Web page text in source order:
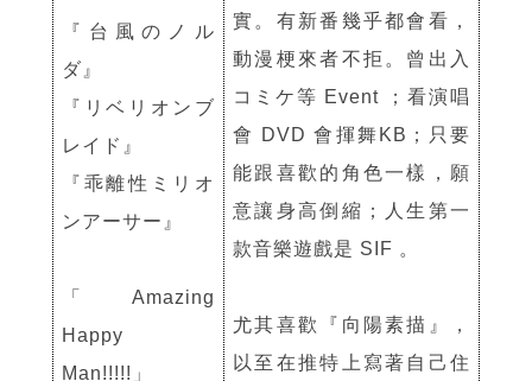
『台風のノル
ダ』
『リベリオンブ
レイド』
『乖離性ミリオ
ンアーサー』
「Amazing
Happy
Man!!!!!」
實。有新番幾乎都會看，
動漫梗來者不拒。曾出入
コミケ等 Event ；看演唱
會 DVD 會揮舞KB；只要
能跟喜歡的角色一樣，願
意讓身高倒縮；人生第一
款音樂遊戲是 SIF 。
尤其喜歡『向陽素描』，
以至在推特上寫著自己住